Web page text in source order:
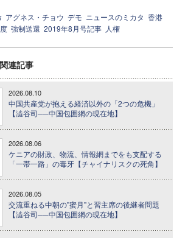
アグネス・チョウ デモ ニュースのミカタ 香港
強制送還 2019年8月号記事 人権
連記事
2026.08.10
中国共産党が抱える経済以外の「2つの危機」
【澁谷司──中国包囲網の現在地】
2026.08.06
ケニアの財政、物流、情報網までをも支配する
「一帯一路」の毒牙【チャイナリスクの死角】
2026.08.05
交流重ねる中朝の"蜜月"と習主席の後継者問題
【澁谷司──中国包囲網の現在地】